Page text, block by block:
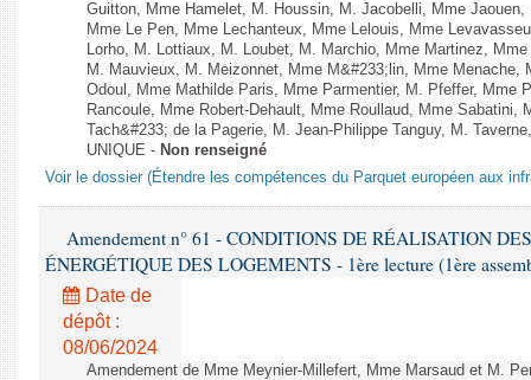
Guitton, Mme Hamelet, M. Houssin, M. Jacobelli, Mme
Mme Le Pen, Mme Lechanteux, Mme Lelouis, Mme
Lorho, M. Lottiaux, M. Loubet, M. Marchio, Mme Martinez,
M. Mauvieux, M. Meizonnet, Mme M&#233;lin, Mme Menache,
Odoul, Mme Mathilde Paris, Mme Parmentier, M. Pfeffer, Mme
Rancoule, Mme Robert-Dehault, Mme Roullaud, Mme
Tach&#233; de la Pagerie, M. Jean-Philippe Tanguy, M.
UNIQUE - Non renseigné
Voir le dossier (Étendre les compétences du Parquet européen aux
Amendement n° 61 - CONDITIONS DE RÉALISATION
ÉNERGÉTIQUE DES LOGEMENTS - 1ère lecture (1ère
Date de
dépôt :
08/06/2024
Amendement de Mme Meynier-Millefert, Mme Marsaud et M.